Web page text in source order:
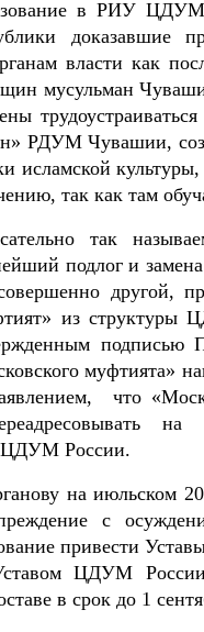
в РИУ ЦДУМ
доказавшие
власти как
мусульман
РДУМ Чувашии,
исламской культуры,
так как там
так
подлог и
совершенно другой,
из структуры
муфтията»
что
ЦДУМ России.
на июльском
с
привести
ЦДУМ
в срок до 1